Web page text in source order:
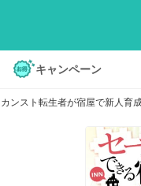
キャンペーン
ンスト転生者が宿屋で新人育